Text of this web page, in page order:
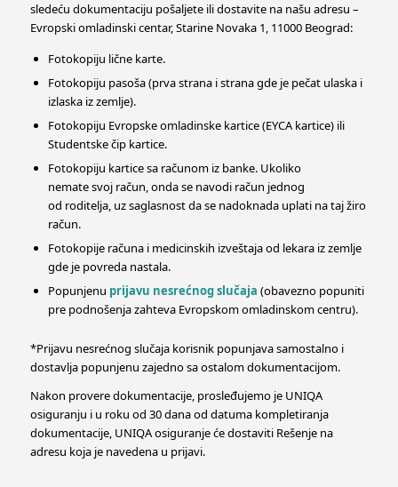
sledeću dokumentaciju pošaljete ili dostavite na našu adresu –
Evropski omladinski centar, Starine Novaka 1, 11000 Beograd:
Fotokopiju lične karte.
Fotokopiju pasoša (prva strana i strana gde je pečat ulaska i
izlaska iz zemlje).
Fotokopiju Evropske omladinske kartice (EYCA kartice) ili
Studentske čip kartice.
Fotokopiju kartice sa računom iz banke. Ukoliko
nemate svoj račun, onda se navodi račun jednog
od roditelja, uz saglasnost da se nadoknada uplati na taj žiro
račun.
Fotokopije računa i medicinskih izveštaja od lekara iz zemlje
gde je povreda nastala.
Popunjenu prijavu nesrećnog slučaja (obavezno popuniti
pre podnošenja zahteva Evropskom omladinskom centru).
*Prijavu nesrećnog slučaja korisnik popunjava samostalno i
dostavlja popunjenu zajedno sa ostalom dokumentacijom.
Nakon provere dokumentacije, prosleđujemo je UNIQA
osiguranju i u roku od 30 dana od datuma kompletiranja
dokumentacije, UNIQA osiguranje će dostaviti Rešenje na
adresu koja je navedena u prijavi.